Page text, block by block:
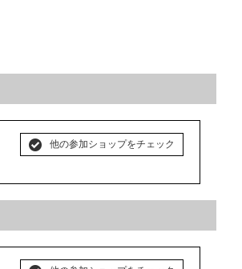
他の参加ショップをチェック